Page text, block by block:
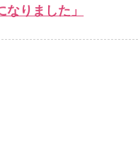
りました」